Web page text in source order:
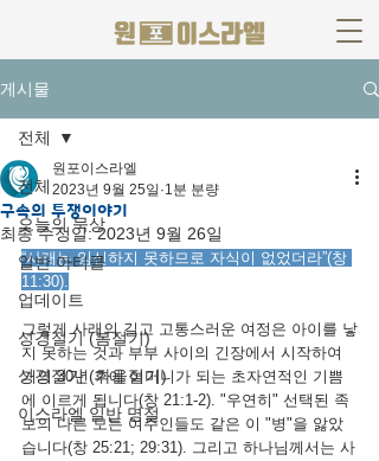
게시물
전체
오늘의 묵상
일반 아티클
업데이트
성경절기 (봄절기)
성경절기 (가을절기)
이스라엘 일반 명절
전체
구속의 투쟁이야기
원포이스라엘
2023년 9월 25일 1분 분량
최종 수정일:2023년 9월 26일
“사래는 임신하지 못하므로 자식이 없었더라”(창
11:30).
그렇게 사래의 길고 고통스러운 여정은 아이를 낳
지 못하는 것과 부부 사이의 긴장에서 시작하여
거의 30년 후에 어머니가 되는 초자연적인 기쁨
에 이르게 됩니다(창 21:1-2). "우연히" 선택된 족
보의 다른 모든 여주인들도 같은 이 "병"을 앓았
습니다(창 25:21; 29:31). 그리고 하나님께서는 사